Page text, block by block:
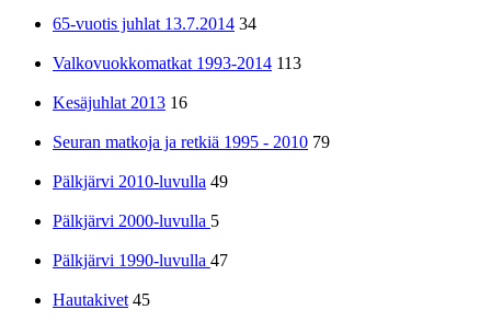
65-vuotis juhlat 13.7.2014 34
Valkovuokkomatkat 1993-2014 113
Kesäjuhlat 2013 16
Seuran matkoja ja retkiä 1995 - 2010 79
Pälkjärvi 2010-luvulla 49
Pälkjärvi 2000-luvulla 5
Pälkjärvi 1990-luvulla 47
Hautakivet 45